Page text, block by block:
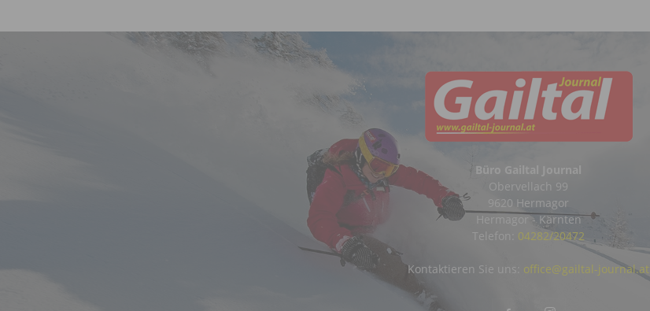
Büro Gailtal Journal
Obervellach 99
9620 Hermagor
Hermagor - Kärnten
Telefon: 04282/20472
Kontaktieren Sie uns: office@gailtal-journal.at